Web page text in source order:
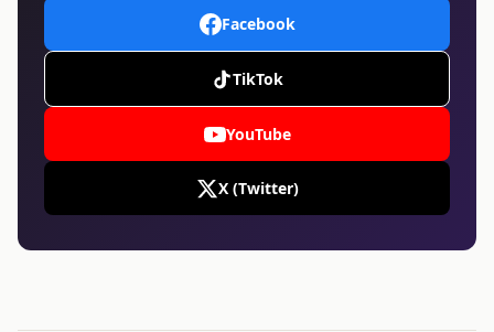
Facebook
TikTok
YouTube
X (Twitter)